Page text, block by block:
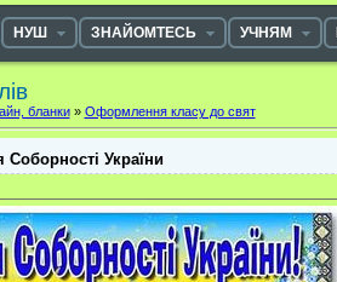
НУШ ЗНАЙОМТЕСЬ УЧНЯМ
бланки» Оформлення класу до свят
України